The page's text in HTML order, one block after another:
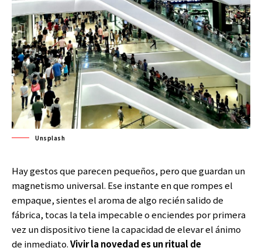
Unsplash
Hay gestos que parecen pequeños, pero que guardan un
magnetismo universal. Ese instante en que rompes el
empaque, sientes el aroma de algo recién salido de
fábrica, tocas la tela impecable o enciendes por primera
vez un dispositivo tiene la capacidad de elevar el ánimo
de inmediato.Vivir la novedad es un ritual de